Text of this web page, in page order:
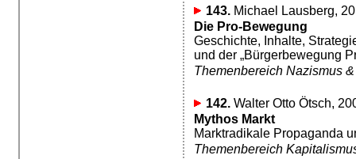
143.Michael Lausberg,
Die Pro-Bewegung
Geschichte, Inhalte,
und der „Bürgerbewegung
Themenbereich Nazismus
142.Walter Otto Ötsch,
Mythos Markt
Marktradikale Propaganda
Themenbereich